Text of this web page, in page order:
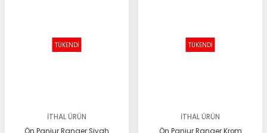
TÜKENDİ
İTHAL ÜRÜN
TÜKENDİ
İTHAL ÜRÜN